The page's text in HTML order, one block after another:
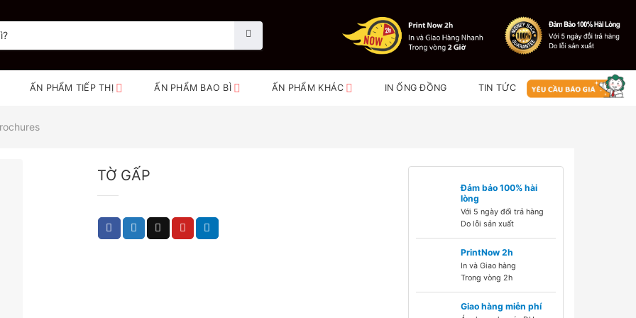
ẤN PHẨM TIẾP THỊ ẤN PHẨM BAO BÌ ẤN PHẨM KHÁC IN ỐNG ĐỒNG TIN TỨC
TỜ GẤP
Đảm bảo 100% hài
lòng
Với 5 ngày đổi trả hàng
Do lỗi sản xuất
PrintNow 2h
In và Giao hàng
Trong vòng 2h
Giao hàng miễn phí